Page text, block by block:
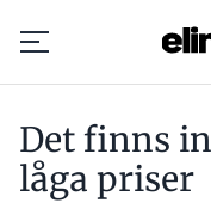
Det finns
låga priser
DET FINNS INGA